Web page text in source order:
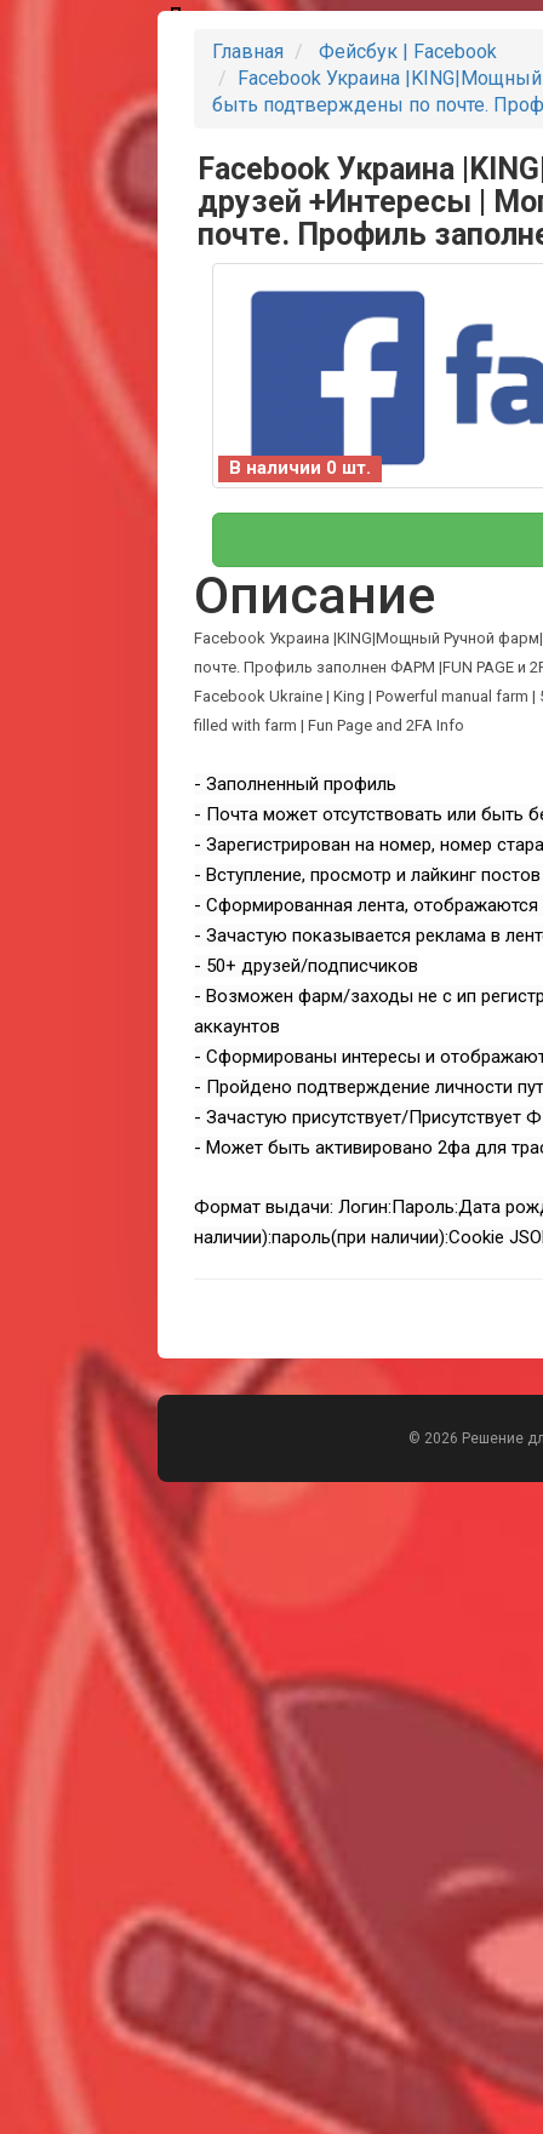
Партнеры
Главная
Фейсбук | Facebook
Facebook Украина
быть подтверждены по почте.
Facebook Украина
друзей +Интересы |
почте. Профиль
В наличии 0 шт.
Описание
Facebook Украина |KING|Мощный Ручной
почте. Профиль заполнен ФАРМ |FUN PAGE и
Facebook Ukraine | King | Powerful manual farm
filled with farm | Fun Page and 2FA Info
- Заполненный профиль
- Почта может отсутствовать или быть
- Зарегистрирован на номер, номер
- Вступление, просмотр и лайкинг
- Сформированная лента,
- Зачастую показывается реклама в
- 50+ друзей/подписчиков
- Возможен фарм/заходы не с ип
аккаунтов
- Сформированы интересы и
- Пройдено подтверждение личности
- Зачастую присутствует/
- Может быть активировано 2фа для
Формат выдачи: Логин:Пароль:Дата
наличии):пароль(при наличии):Cookie
© 2026 Решение
Всего позиций в корзине
Всего товара в корзине
Сумма к оплате (без